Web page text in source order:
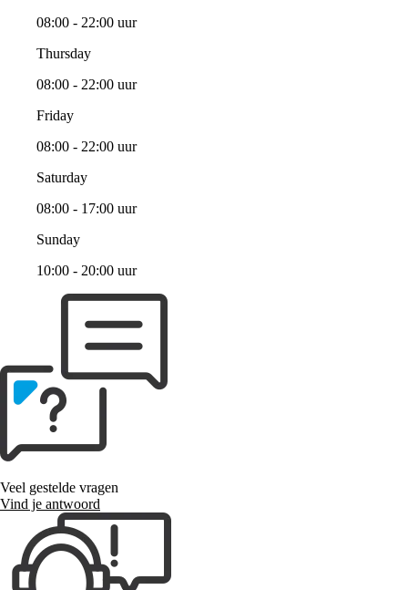
08:00 - 22:00 uur
Thursday
08:00 - 22:00 uur
Friday
08:00 - 22:00 uur
Saturday
08:00 - 17:00 uur
Sunday
10:00 - 20:00 uur
Veel gestelde vragen
Vind je antwoord